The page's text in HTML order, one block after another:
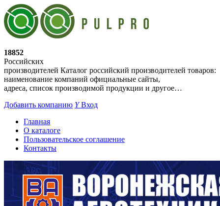
18852
Российских
производителей Каталог российский производителей товаров:
наименование компаний официальные сайты,
адреса, список производимой продукции и другое…
Добавить компанию YВход
Главная
О каталоге
Пользовательское соглашение
Контакты